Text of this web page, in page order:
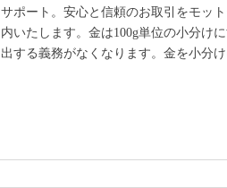
サポート。安心と信頼のお取引をモッ
内いたします。金は100g単位の小分け
出する義務がなくなります。金を小分